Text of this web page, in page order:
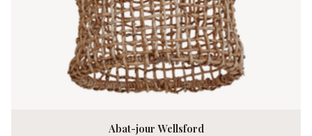
Abat-jour Wellsford